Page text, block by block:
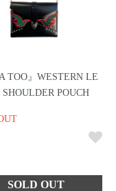
TOO』WESTERN LE
SHOULDER POUCH